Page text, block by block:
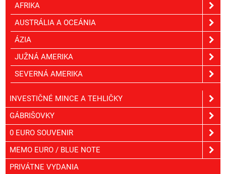
AFRIKA
AUSTRÁLIA A OCEÁNIA
ÁZIA
JUŽNÁ AMERIKA
SEVERNÁ AMERIKA
INVESTIČNÉ MINCE A TEHLIČKY
GÁBRIŠOVKY
0 EURO SOUVENIR
MEMO EURO / BLUE NOTE
PRIVÁTNE VYDANIA